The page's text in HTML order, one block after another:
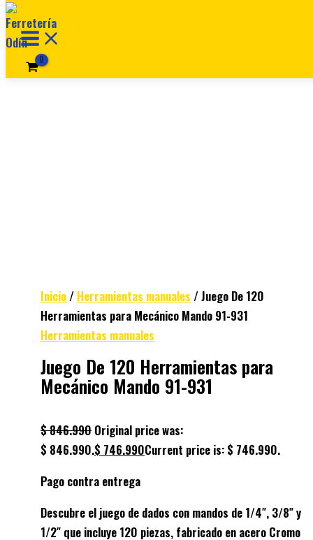
Ir al contenido
Inicio/ Herramientas manuales / Juego De 120
Herramientas para Mecánico Mando 91-931
Herramientas manuales
Juego De 120 Herramientas para
Mecánico Mando 91-931
$846.990 Original price was:
$ 846.990.$ 746.990Current price is: $ 746.990.
Pago contra entrega
Descubre el juego de dados con mandos de 1/4″, 3/8″ y
1/2″ que incluye 120 piezas, fabricado en acero Cromo